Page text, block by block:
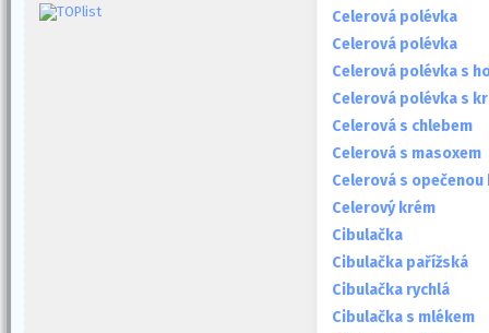
Celerová polévka
Celerová polévka
Celerová polévka s
Celerová polévka s
Celerová s chlebem
Celerová s masoxem
Celerová s
Celerový krém
Cibulačka
Cibulačka pařížská
Cibulačka rychlá
Cibulačka s mlékem